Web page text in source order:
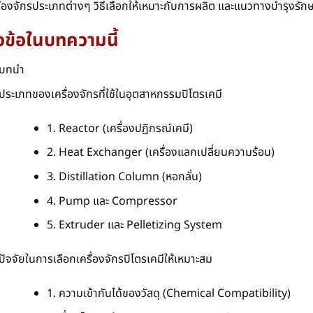
องจักรประเภทต่างๆ วิธีเลือกให้เหมาะกับการผลิต และแนวทางบำรุงรั
ข้อในบทความนี้
บทนำ
ประเภทของเครื่องจักรที่ใช้ในอุตสาหกรรมปิโตรเคมี
1. Reactor (เครื่องปฏิกรณ์เคมี)
2. Heat Exchanger (เครื่องแลกเปลี่ยนความร้อน)
3. Distillation Column (หอกลั่น)
4. Pump และ Compressor
5. Extruder และ Pelletizing System
ปัจจัยในการเลือกเครื่องจักรปิโตรเคมีให้เหมาะสม
1. ความเข้ากันได้ของวัสดุ (Chemical Compatibility)